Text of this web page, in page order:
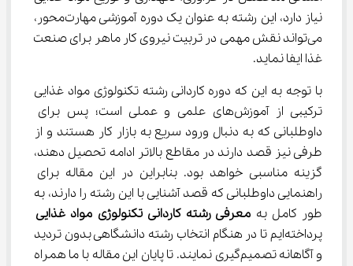
نیاز دارد، این رشته به عنوان یک دوره آموزشی مهارت‌محور،
می‌تواند نقش مهمی در تربیت نیروی کار ماهر برای صنعت
غذا ایفا نماید.
با توجه به این که دوره کاردانی رشته تکنولوژی مواد غذایی
ترکیبی از آموزش‌های علمی و عملی است؛ پس برای
داوطلبانی که به دنبال ورود سریع به بازار کار هستند و از
طرفی نیز قصد دارند در مقاطع بالاتر ادامه تحصیل دهند،
گزینه مناسبی خواهد بود. بنابراین در این مقاله برای
راهنمایی داوطلبانی که قصد آشنایی با این رشته را دارند، به
طور کامل به معرفی رشته ﻛﺎردانی ﺗﻜﻨﻮﻟﻮژی ﻣﻮاد ﻏﺬایی
پرداخته‌ایم تا در هنگام انتخاب رشته دانشگاهی بدون تردید
و آگاهانه تصمیم‌گیری نمایند. تا پایان این مقاله با ما همراه